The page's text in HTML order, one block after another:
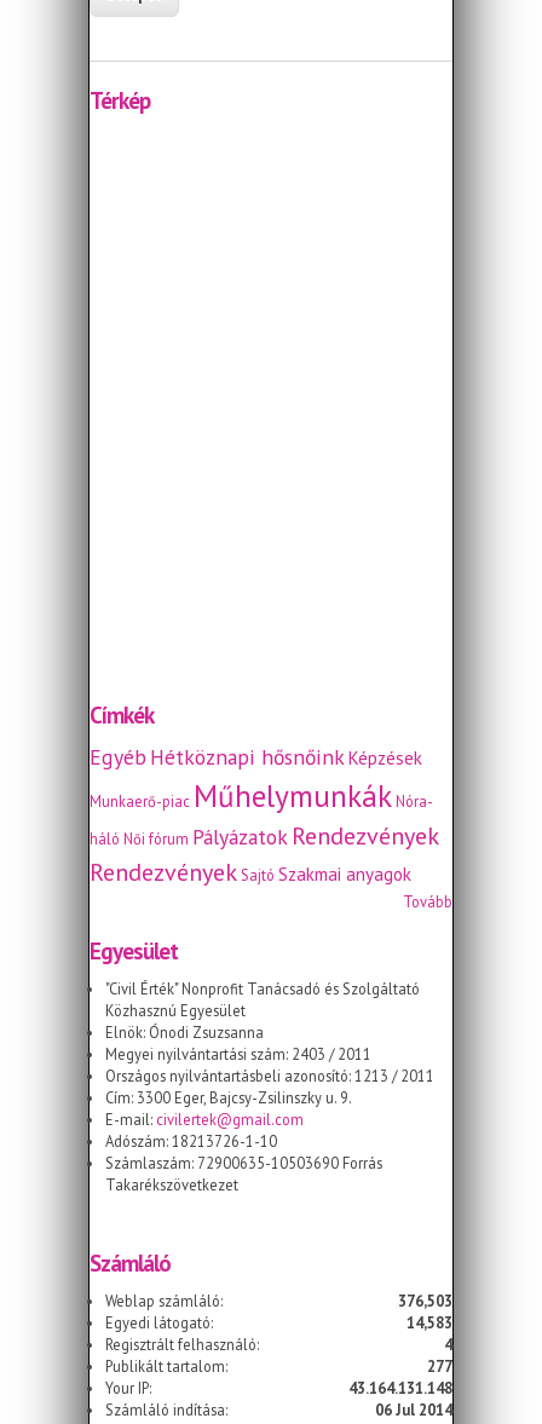
Térkép
Címkék
EgyébHétköznapi hősnőinkKépzések
Munkaerő-piac MűhelymunkákNóra-
háló Női fórum Pályázatok Rendezvények
RendezvényekSajtó Szakmai anyagok
Tovább
Egyesület
"Civil Érték" Nonprofit Tanácsadó és Szolgáltató
Közhasznú Egyesület
Elnök: Ónodi Zsuzsanna
Megyei nyilvántartási szám: 2403 / 2011
Országos nyilvántartásbeli azonosító: 1213 / 2011
Cím: 3300 Eger, Bajcsy-Zsilinszky u. 9.
E-mail: civilertek@gmail.com
Adószám: 18213726-1-10
Számlaszám: 72900635-10503690 Forrás
Takarékszövetkezet
Számláló
Weblap számláló:
376,503
Egyedi látogató:
14,583
Regisztrált felhasználó:
4
Publikált tartalom:
277
Your IP:
43.164.131.148
Számláló indítása:
06 Jul 2014